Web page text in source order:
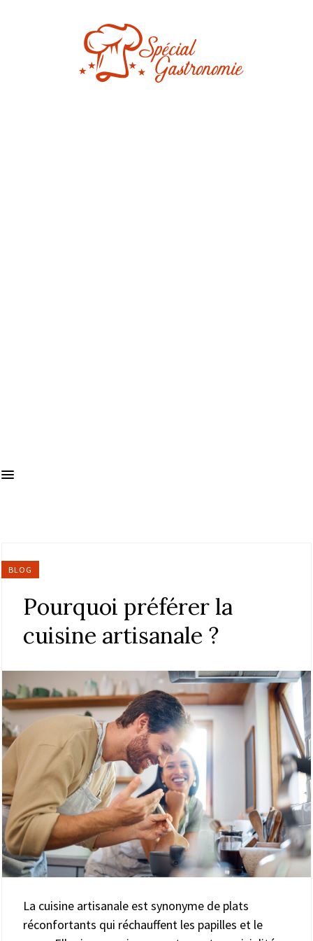
BLOG
Pourquoi préférer la
cuisine artisanale ?
La cuisine artisanale est synonyme de plats
réconfortants qui réchauffent les papilles et le